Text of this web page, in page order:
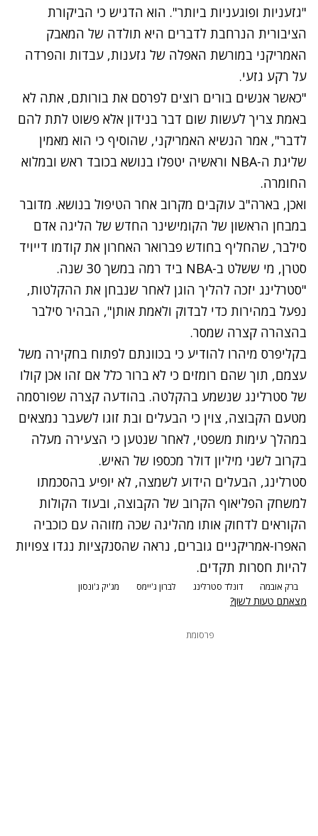
"גזעניות ופוגעניות ביותר". הוא הדגיש כי הביקורת
הציבורית הנרחבת לדברים היא תולדה של המאבק
האמריקני במורשת האפלה של גזענות, עבדות והפרדה
על רקע גזעי.
"כאשר אנשים בורים רוצים לפרסם את בורותם, אתה לא
באמת צריך לעשות שום דבר בנידון אלא פשוט לתת להם
לדבר", אמר הנשיא האמריקני, שהוסיף כי הוא מאמין
שליגת ה-NBA וראשיה יטפלו בנושא בכובד ראש ובמלוא
החומרה.
ואכן, בארה"ב עוקבים מקרוב אחר הטיפול בנושא. מדובר
במבחן הראשון של הקומישינר החדש של הליגה אדם
סילבר, שהחליף בחודש פברואר האחרון את קודמו דייויד
סטרן, מי ששלט ב-NBA ביד רמה במשך 30 שנה.
"סטרלינג יזכה להליך הוגן לאחר שנבחן את ההקלטות,
נפעל במהירות כדי לבדוק ולאמת אותן", הבהיר סילבר
בהצהרה קצרה שמסר.
בקליפרס מיהרו להודיע כי בכוונתם לפתוח בחקירה משל
עצמם, תוך שהם רומזים כי לא ברור כלל אם זהו אכן קולו
של סטרלינג שנשמע בהקלטה. בהודעה קצרה שפורסמה
מטעם הקבוצה, צוין כי הבעלים ובת זוגו לשעבר נמצאים
במהלך עימות משפטי, לאחר שנטען כי הצעירה מעלה
בקרוב לשני מיליון דולר מכספו של האיש.
סטרלינג, הבעלים הידוע לשמצה, לא יופיע בהסכמתו
למשחק הפליאוף הקרוב של הקבוצה, ובעוד הקולות
הקוראים לדחוק אותו מהליגה שכה מזוהה עם כוכביה
האפרו-אמריקניים גוברים, נראה שהסנקציות נגדו צפויות
להיות חסרות תקדים.
ברק אובמה דונלד סטרלינג לברון ג'יימס מג'יק ג'ונסון
מצאתם טעות לשון?
פרסומת